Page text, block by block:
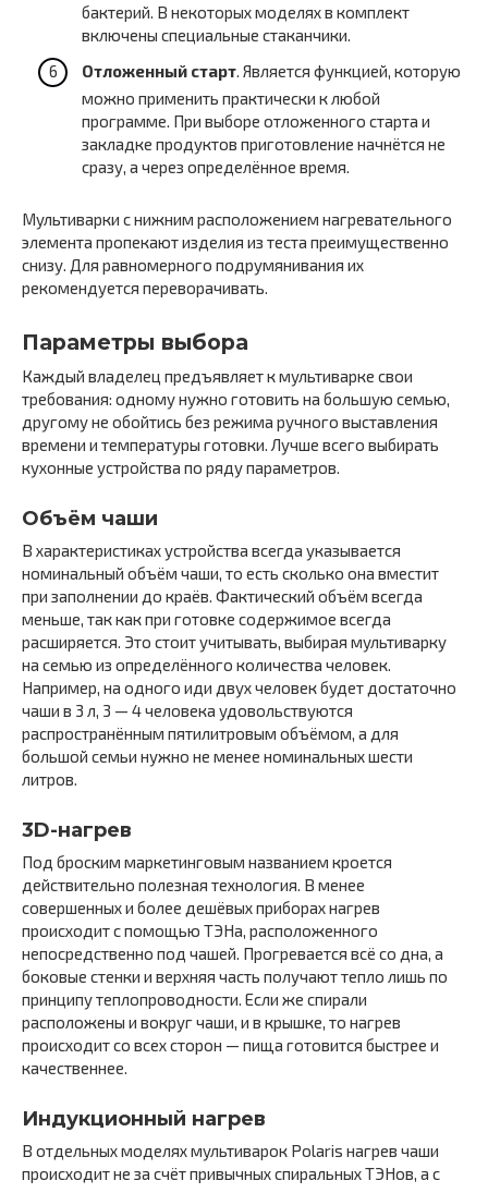
бактерий. В некоторых моделях в комплект
включены специальные стаканчики.
Отложенный старт. Является функцией, которую
можно применить практически к любой
программе. При выборе отложенного старта и
закладке продуктов приготовление начнётся не
сразу, а через определённое время.
Мультиварки с нижним расположением нагревательного
элемента пропекают изделия из теста преимущественно
снизу. Для равномерного подрумянивания их
рекомендуется переворачивать.
Параметры выбора
Каждый владелец предъявляет к мультиварке свои
требования: одному нужно готовить на большую семью,
другому не обойтись без режима ручного выставления
времени и температуры готовки. Лучше всего выбирать
кухонные устройства по ряду параметров.
Объём чаши
В характеристиках устройства всегда указывается
номинальный объём чаши, то есть сколько она вместит
при заполнении до краёв. Фактический объём всегда
меньше, так как при готовке содержимое всегда
расширяется. Это стоит учитывать, выбирая мультиварку
на семью из определённого количества человек.
Например, на одного иди двух человек будет достаточно
чаши в 3 л, 3 — 4 человека удовольствуются
распространённым пятилитровым объёмом, а для
большой семьи нужно не менее номинальных шести
литров.
3D-нагрев
Под броским маркетинговым названием кроется
действительно полезная технология. В менее
совершенных и более дешёвых приборах нагрев
происходит с помощью ТЭНа, расположенного
непосредственно под чашей. Прогревается всё со дна, а
боковые стенки и верхняя часть получают тепло лишь по
принципу теплопроводности. Если же спирали
расположены и вокруг чаши, и в крышке, то нагрев
происходит со всех сторон — пища готовится быстрее и
качественнее.
Индукционный нагрев
В отдельных моделях мультиварок Polaris нагрев чаши
происходит не за счёт привычных спиральных ТЭНов, а с